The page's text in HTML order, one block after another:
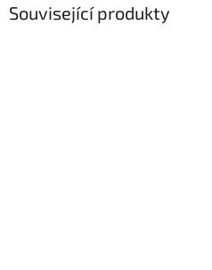
Související produkty